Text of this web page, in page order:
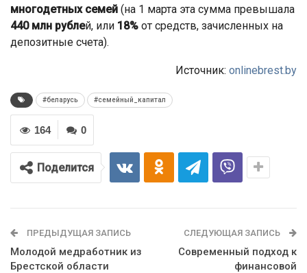
многодетных семей (на 1 марта эта сумма превышала
440 млн рублей, или 18% от средств, зачисленных на
депозитные счета).
Источник: onlinebrest.by
#беларусь #семейный_капитал
0
164
Поделится
ПРЕДЫДУЩАЯ ЗАПИСЬ
Молодой медработник из
Брестской области
СЛЕДУЮЩАЯ ЗАПИСЬ
Современный подход к
финансовой